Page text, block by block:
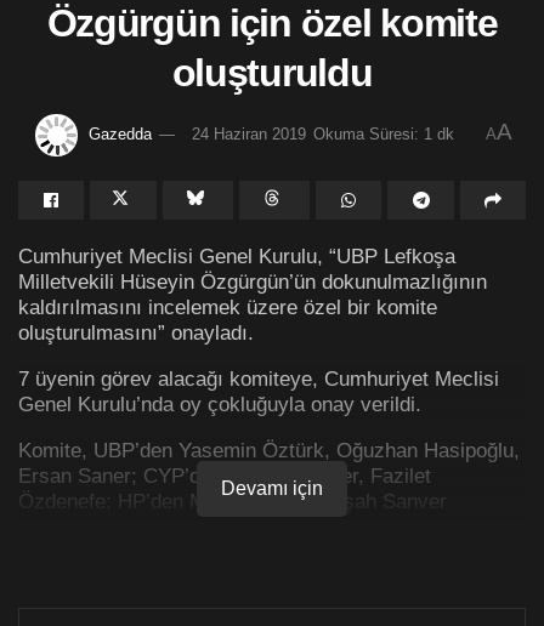
Özgürgün için özel komite
oluşturuldu
Gazedda 24 Haziran 2019 Okuma Süresi: 1 dk AA
Cumhuriyet Meclisi Genel Kurulu, “UBP Lefkoşa
Milletvekili Hüseyin Özgürgün’ün dokunulmazlığının
kaldırılmasını incelemek üzere özel bir komite
oluşturulmasını” onayladı.
7 üyenin görev alacağı komiteye, Cumhuriyet Meclisi
Genel Kurulu’nda oy çokluğuyla onay verildi.
Komite, UBP’den Yasemin Öztürk, Oğuzhan Hasipoğlu,
Ersan Saner; CYP’den Salahi Şahiner, Fazilet
Özdenefe; HP’den Mesut Genç, Gülşah Sanver
Devamı için